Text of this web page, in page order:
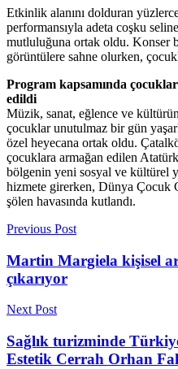
Etkinlik alanını dolduran
performansıyla adeta coşku
mutluluğuna ortak oldu. Konser
görüntülere sahne olurken,
Program kapsamında
edildi
Müzik, sanat, eğlence ve
çocuklar unutulmaz bir gün
özel heyecana ortak oldu.
çocuklara armağan edilen
bölgenin yeni sosyal ve kültürel
hizmete girerken, Dünya Çocuk
şölen havasında kutlandı.
Previous Post
Martin Margiela kişisel
çıkarıyor
Next Post
Sağlık turizminde
Estetik Cerrah Orhan